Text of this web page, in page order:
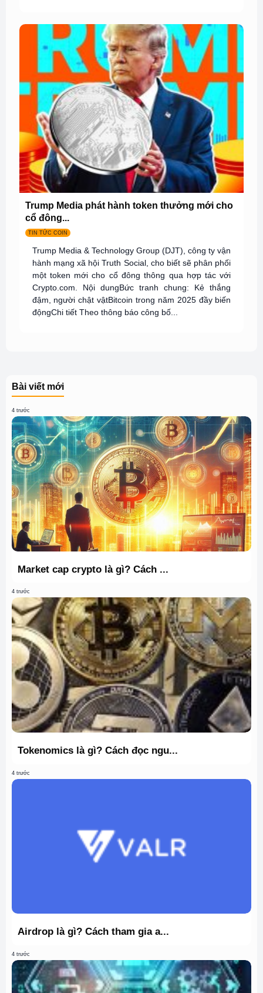
Trump Media phát hành token thưởng mới cho
cổ đông...
TIN TỨC COIN
Trump Media & Technology Group (DJT), công ty vận
hành mạng xã hội Truth Social, cho biết sẽ phân phối
một token mới cho cổ đông thông qua hợp tác với
Crypto.com. Nội dungBức tranh chung: Kẻ thắng
đậm, người chật vậtBitcoin trong năm 2025 đầy biến
độngChi tiết Theo thông báo công bố...
Bài viết mới
4 trước
Market cap crypto là gì? Cách ...
4 trước
Tokenomics là gì? Cách đọc ngu...
4 trước
Airdrop là gì? Cách tham gia a...
4 trước